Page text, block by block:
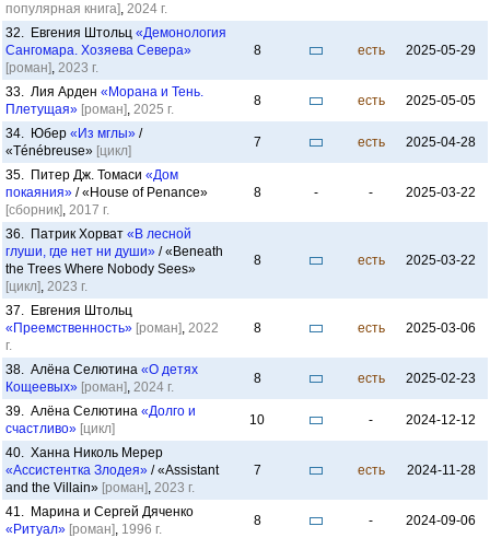
популярная книга], 2024 г.
32. Евгения Штольц «Демонология
Сангомара. Хозяева Севера»
[роман], 2023 г.
8 есть 2025-05-29
33. Лия Арден «Морана и Тень.
Плетущая» [роман], 2025 г.
8 есть 2025-05-05
34. Юбер «Из мглы» /
«Ténébreuse» [цикл]
7 есть 2025-04-28
35. Питер Дж. Томаси «Дом
покаяния» / «House of Penance»
[сборник], 2017 г.
8 - - 2025-03-22
36. Патрик Хорват «В лесной
глуши, где нет ни души» / «Beneath
the Trees Where Nobody Sees»
[цикл], 2023 г.
8 есть 2025-03-22
37. Евгения Штольц
«Преемственность» [роман], 2022
г.
8 есть 2025-03-06
38. Алёна Селютина «О детях
Кощеевых» [роман], 2024 г.
8 есть 2025-02-23
39. Алёна Селютина «Долго и
счастливо» [цикл]
10 - 2024-12-12
40. Ханна Николь Мерер
«Ассистентка Злодея» / «Assistant
and the Villain» [роман], 2023 г.
7 есть 2024-11-28
41. Марина и Сергей Дяченко
«Ритуал» [роман], 1996 г.
8 - 2024-09-06